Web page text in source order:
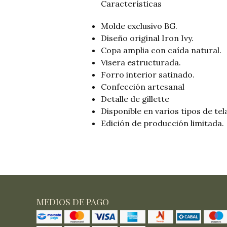
Características
Molde exclusivo BG.
Diseño original Iron Ivy.
Copa amplia con caída natural.
Visera estructurada.
Forro interior satinado.
Confección artesanal
Detalle de gillette
Disponible en varios tipos de
Edición de producción limitada.
MEDIOS DE PAGO